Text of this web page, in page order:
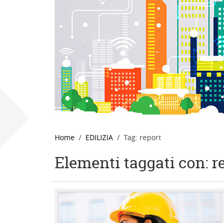
Home EDILIZIA Tag: report
Elementi taggati con: